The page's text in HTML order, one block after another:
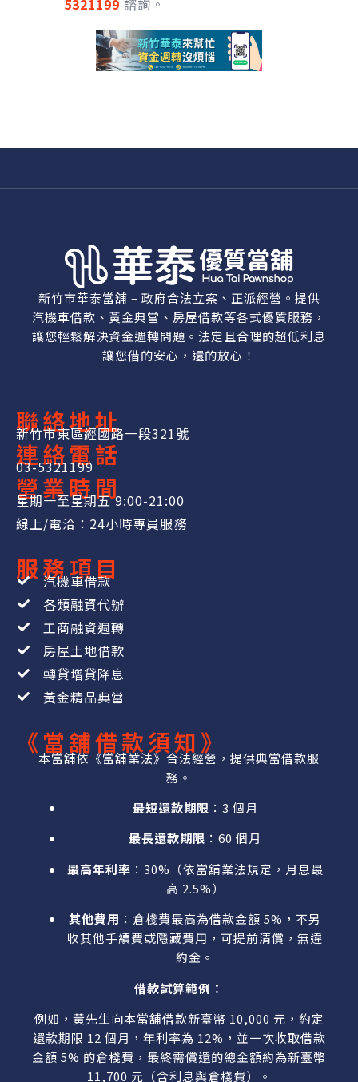
5321199 諮詢。
新竹市華泰當舖 – 政府合法立案、正派經營。提供
汽機車借款、黃金典當、房屋借款等各式優質服務，
讓您輕鬆解決資金週轉問題。法定且合理的超低利息
讓您借的安心，還的放心！
聯絡地址
新竹市東區經國路一段321號
連絡電話
03-5321199
營業時間
星期一至星期五 9:00-21:00
線上/電洽：24小時專員服務
服務項目
汽機車借款
各類融資代辦
工商融資週轉
房屋土地借款
轉貸增貸降息
黃金精品典當
《當舖借款須知》
本當舖依《當舖業法》合法經營，提供典當借款服
務。
最短還款期限 ：3 個月
最長還款期限 ：60 個月
最高年利率 ：30%（依當舖業法規定，月息最
高 2.5%）
其他費用 ：倉棧費最高為借款金額 5%，不另
收其他手續費或隱藏費用，可提前清償，無違
約金。
借款試算範例：
例如，黃先生向本當舖借款新臺幣 10,000 元，約定
還款期限 12 個月，年利率為 12%，並一次收取借款
金額 5% 的倉棧費，最終需償還的總金額約為新臺幣
11,700 元（含利息與倉棧費）。